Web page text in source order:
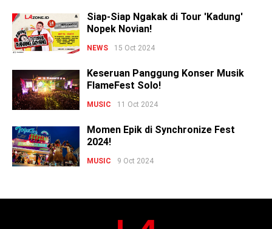
Siap-Siap Ngakak di Tour 'Kadung'
Nopek Novian!
NEWS 15 Oct 2024
Keseruan Panggung Konser Musik
FlameFest Solo!
MUSIC 11 Oct 2024
Momen Epik di Synchronize Fest
2024!
MUSIC 9 Oct 2024